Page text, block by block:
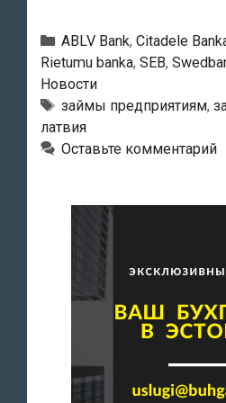
набрали
в
кредитов
евро
Рубрики
ABLV Bank, Citadele
Rietumu banka, SEB,
Новости
Тэги
займы предприятиям,
латвия
Оставьте комментарий